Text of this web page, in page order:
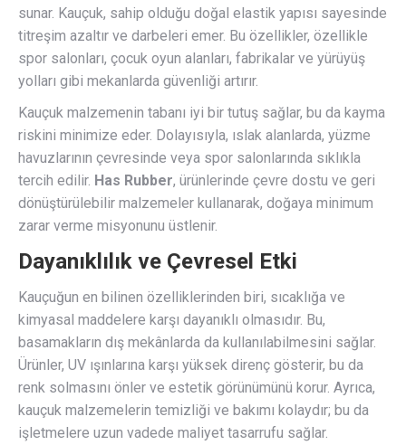
sunar. Kauçuk, sahip olduğu doğal elastik yapısı sayesinde
titreşim azaltır ve darbeleri emer. Bu özellikler, özellikle
spor salonları, çocuk oyun alanları, fabrikalar ve yürüyüş
yolları gibi mekanlarda güvenliği artırır.
Kauçuk malzemenin tabanı iyi bir tutuş sağlar, bu da kayma
riskini minimize eder. Dolayısıyla, ıslak alanlarda, yüzme
havuzlarının çevresinde veya spor salonlarında sıklıkla
tercih edilir. Has Rubber, ürünlerinde çevre dostu ve geri
dönüştürülebilir malzemeler kullanarak, doğaya minimum
zarar verme misyonunu üstlenir.
Dayanıklılık ve Çevresel Etki
Kauçuğun en bilinen özelliklerinden biri, sıcaklığa ve
kimyasal maddelere karşı dayanıklı olmasıdır. Bu,
basamakların dış mekânlarda da kullanılabilmesini sağlar.
Ürünler, UV ışınlarına karşı yüksek direnç gösterir, bu da
renk solmasını önler ve estetik görünümünü korur. Ayrıca,
kauçuk malzemelerin temizliği ve bakımı kolaydır; bu da
işletmelere uzun vadede maliyet tasarrufu sağlar.